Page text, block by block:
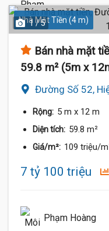
Nhà Mặt Tiền (4 m)
1 / 5
Bán nhà mặt
59.8 m² (5m x
Đường Số 52,
Rộng: 5 m x 12 m
Diện tích: 59.8 m²
Giá/m²: 109 triệu/
7 tỷ 100 triệu
Phạm Hoàng